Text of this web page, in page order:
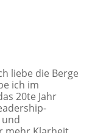
liebe die Berge
ich im
20te Jahr